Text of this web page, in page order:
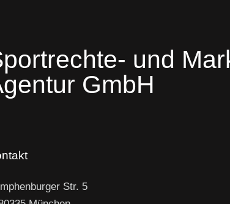
und
GmbH
Str. 5